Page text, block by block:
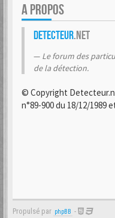
A PROPOS
Detecteur.net
Le forum des
de la détection.
© Copyright
n°89-900 du 18/12/1989
Propulsé par phpBB -